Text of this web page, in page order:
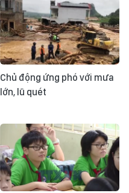
Chủ động ứng phó với mưa
lớn, lũ quét